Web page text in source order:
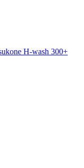
H-wash 300+